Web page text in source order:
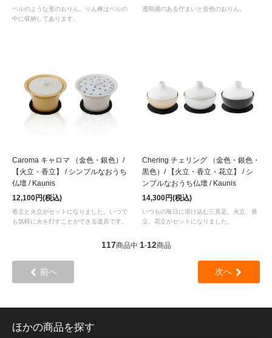
ベルのような形のおりん。りん棒はベルの
中に収納してあります。
透明感のある佇まいと音色のおりん。
Caroma キャロマ （金色・銀色）/
【火立・香立】 / シンプルなおうち
仏壇 / Kaunis
12,100円(税込)
香立と火立がセットになりました。いつで
も気軽に火を灯すことができる道具です。
Chering チェリング （金色・銀色・
黒色）/ 【火立・香立・花立】 / シ
ンプルなおうち仏壇 / Kaunis
14,300円(税込)
いつもの毎日に溶け込む三具足。火立、香
立、花立がセットになりました。
117商品中 1-12商品
前へ 次へ
ほかの商品を探す